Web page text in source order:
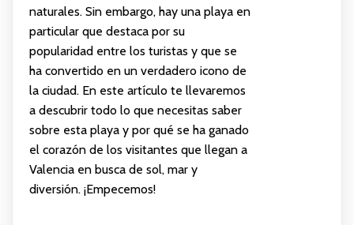
naturales. Sin embargo, hay una playa en
particular que destaca por su
popularidad entre los turistas y que se
ha convertido en un verdadero icono de
la ciudad. En este artículo te llevaremos
a descubrir todo lo que necesitas saber
sobre esta playa y por qué se ha ganado
el corazón de los visitantes que llegan a
Valencia en busca de sol, mar y
diversión. ¡Empecemos!